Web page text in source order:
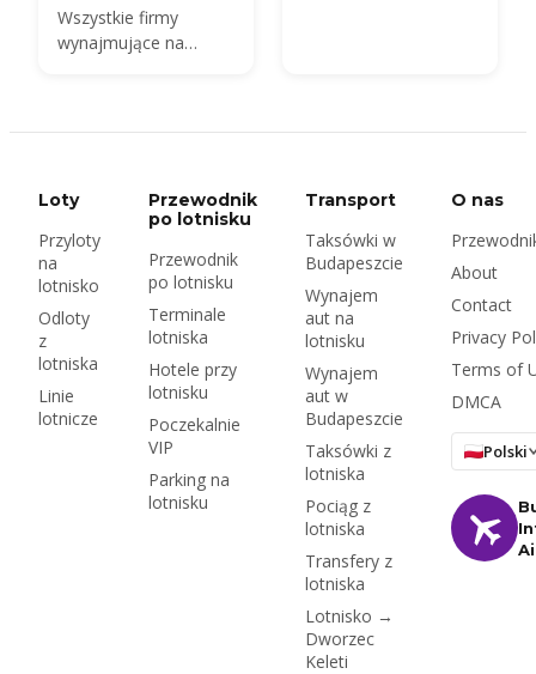
Wszystkie firmy
wynajmujące na
ubezpieczenie i
węgierski znaczek
drogowy — plus czy
wynajmować na
lotnisku czy w mieście.
Loty
Przyloty
na
lotnisko
Odloty
z
lotniska
Linie
lotnicze
Przewodnik
po lotnisku
Przewodnik
po lotnisku
Terminale
lotniska
Hotele przy
lotnisku
Poczekalnie
VIP
Parking na
lotnisku
Transport
Taksówki w
Budapeszcie
Wynajem
aut na
lotnisku
Wynajem
aut w
Budapeszcie
Taksówki z
lotniska
Pociąg z
lotniska
Transfery z
lotniska
Lotnisko →
Dworzec
Keleti
O nas
About
Contact
Privacy
Terms of
DMCA
Polski